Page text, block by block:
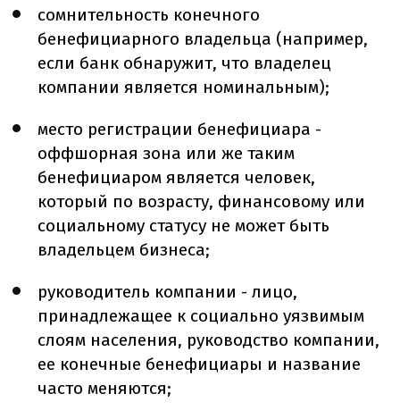
сомнительность конечного
бенефициарного владельца (например,
если банк обнаружит, что владелец
компании является номинальным);
место регистрации бенефициара -
оффшорная зона или же таким
бенефициаром является человек,
который по возрасту, финансовому или
социальному статусу не может быть
владельцем бизнеса;
руководитель компании - лицо,
принадлежащее к социально уязвимым
слоям населения, руководство компании,
ее конечные бенефициары и название
часто меняются;